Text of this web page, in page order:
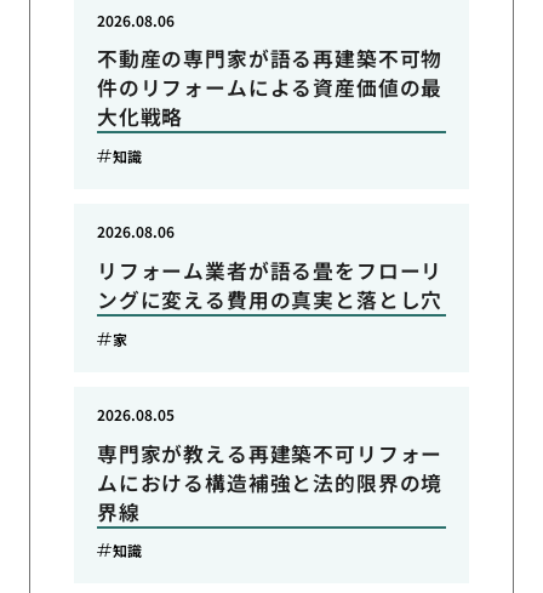
不動産の専門家が語る再建築不可物
件のリフォームによる資産価値の最
大化戦略
2026.08.06
知識
リフォーム業者が語る畳をフローリ
ングに変える費用の真実と落とし穴
2026.08.06
家
専門家が教える再建築不可リフォー
ムにおける構造補強と法的限界の境
界線
2026.08.05
知識